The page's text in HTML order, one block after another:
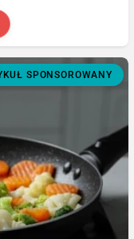
SPONSOROWANY